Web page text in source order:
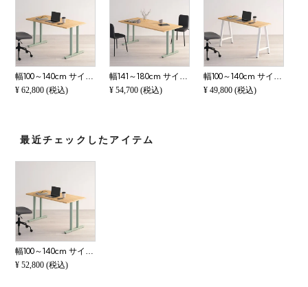
幅100～140cm サイズオーダーデスク Sizeno(シゼノ) パソコンデスク ラバーウッド 集成材 木製 T字脚 スチール脚 天然木 パソコンデスク 配線穴 オフィスデスク テレワークデスク 勉強机 おしゃれ 北欧モダン 書斎
¥ 62,800 (税込)
幅141～180cm サイズオーダーテーブル Sizeno(シゼノ) ダイニングテーブル ラバーウッド 集成材 木製 T字脚 スチール脚 天然木 テーブル 長方形 食卓テーブル おしゃれ 北欧モダン ダイニング ナチュラル
¥ 54,700 (税込)
幅100～140cm サイズオーダーデスク Sizeno(シゼノ) パソコンデスク ラバーウッド 集成材 木製 A字脚 スチール脚 天然木 パソコンデスク オフィスデスク テレワークデスク 勉強机 おしゃれ 北欧モダン 書斎 ナチュラ
¥ 49,800 (税込)
最近チェックしたアイテム
幅100～140cm サイズオーダーテーブル Sizeno(シゼノ) ダイニングテーブル ラバーウッド 集成材 木製 T字脚 スチール脚 天然木 テーブル 長方形 食卓テーブル おしゃれ 北欧モダン ダイニング ナチュラル
¥ 52,800 (税込)